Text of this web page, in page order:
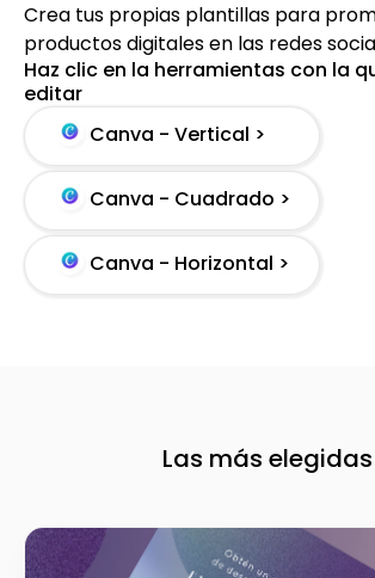
Crea tus propias plantillas para
productos digitales en las redes
Haz clic en la herramientas con la
editar
Canva - Vertical >
Canva - Cuadrado >
Canva - Horizontal >
Las más elegidas